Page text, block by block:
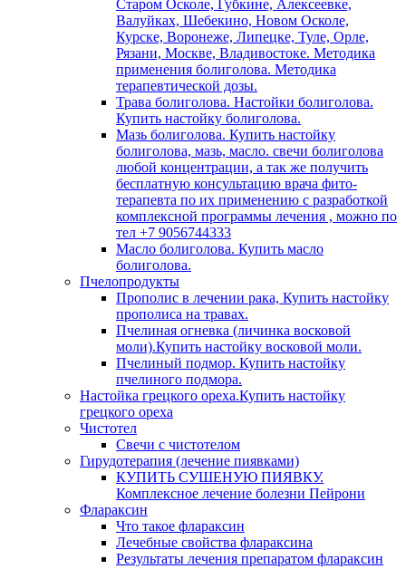
Старом Осколе, Губкине, Алексеевке,
Валуйках, Шебекино, Новом Осколе,
Курске, Воронеже, Липецке, Туле, Орле,
Рязани, Москве, Владивостоке. Методика
применения болиголова. Методика
терапевтической дозы.
Трава болиголова. Настойки болиголова.
Купить настойку болиголова.
Мазь болиголова. Купить настойку
болиголова, мазь, масло. свечи болиголова
любой концентрации, а так же получить
бесплатную консультацию врача фито-
терапевта по их применению с разработкой
комплексной программы лечения , можно по
тел +7 9056744333
Масло болиголова. Купить масло
болиголова.
Пчелопродукты
Прополис в лечении рака, Купить настойку
прополиса на травах.
Пчелиная огневка (личинка восковой
моли).Купить настойку восковой моли.
Пчелиный подмор. Купить настойку
пчелиного подмора.
Настойка грецкого ореха.Купить настойку
грецкого ореха
Чистотел
Свечи с чистотелом
Гирудотерапия (лечение пиявками)
КУПИТЬ СУШЕНУЮ ПИЯВКУ.
Комплексное лечение болезни Пейрони
Флараксин
Что такое флараксин
Лечебные свойства флараксина
Результаты лечения препаратом флараксин